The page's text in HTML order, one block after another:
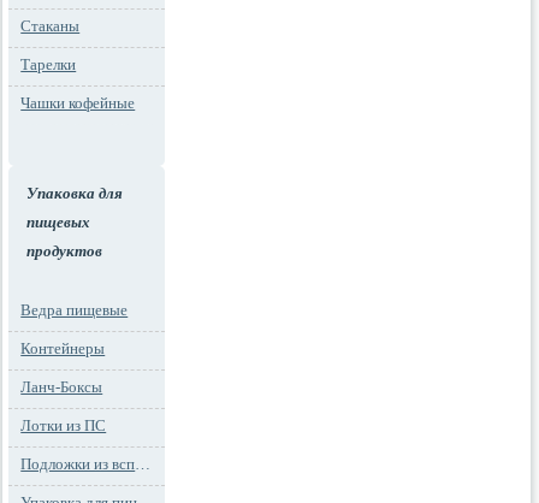
Стаканы
Тарелки
Чашки кофейные
Упаковка для
пищевых
продуктов
Ведра пищевые
Контейнеры
Ланч-Боксы
Лотки из ПС
Подложки из вспененного ПС